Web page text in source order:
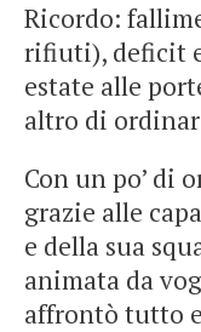
Ricordo:
rifiuti), deficit
estate alle
altro di
Con un po’ di
grazie alle
e della sua
animata da
affrontò tutto